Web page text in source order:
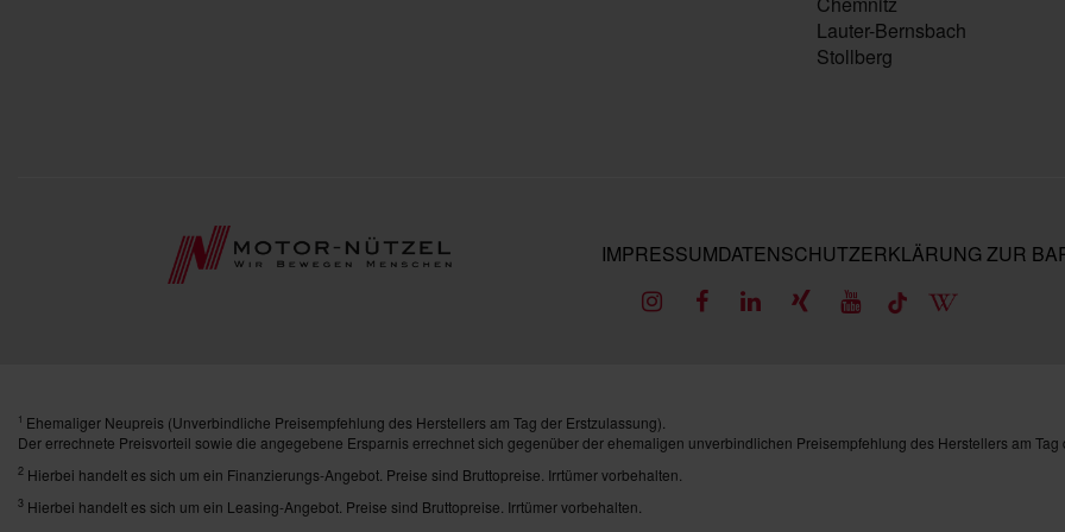
Lauter-Bernsbach
Stollberg
IMPRESSUMDATENSCHUTZERKLÄRUNG ZUR
1 Ehemaliger Neupreis (Unverbindliche Preisempfehlung des Herstellers am Tag der Erstzulassung).
Der errechnete Preisvorteil sowie die angegebene Ersparnis errechnet sich gegenüber der ehemaligen unverbindlichen Preisempfehlung des Herstellers am
2 Hierbei handelt es sich um ein Finanzierungs-Angebot. Preise sind Bruttopreise. Irrtümer vorbehalten.
3 Hierbei handelt es sich um ein Leasing-Angebot. Preise sind Bruttopreise. Irrtümer vorbehalten.